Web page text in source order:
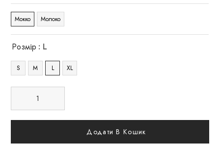
Мокко Молоко
Розмір : L
S M L XL
Додати В Кошик